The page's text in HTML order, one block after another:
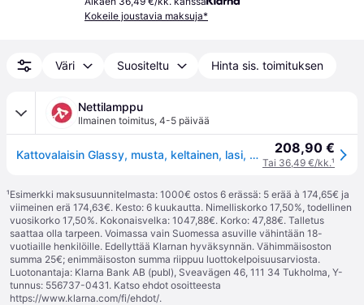
Kokeile joustavia maksuja*
Väri Suositeltu Hinta sis. toimituksen
Nettilamppu
Ilmainen toimitus, 4-5 päivää
Kattovalaisin Glassy, musta, keltainen, lasi, 6-lamppuinen, E14 208,90 €
Tai 36,49 €/kk.¹
¹Esimerkki maksusuunnitelmasta: 1000€ ostos 6 erässä: 5 erää à 174,65€ ja
viimeinen erä 174,63€. Kesto: 6 kuukautta. Nimelliskorko 17,50%, todellinen
vuosikorko 17,50%. Kokonaisvelka: 1047,88€. Korko: 47,88€. Talletus
saattaa olla tarpeen. Voimassa vain Suomessa asuville vähintään 18-
vuotiaille henkilöille. Edellyttää Klarnan hyväksynnän. Vähimmäisoston
summa 25€; enimmäisoston summa riippuu luottokelpoisuusarviosta.
Luotonantaja: Klarna Bank AB (publ), Sveavägen 46, 111 34 Tukholma, Y-
tunnus: 556737-0431. Katso ehdot osoitteesta
https://www.klarna.com/fi/ehdot/.